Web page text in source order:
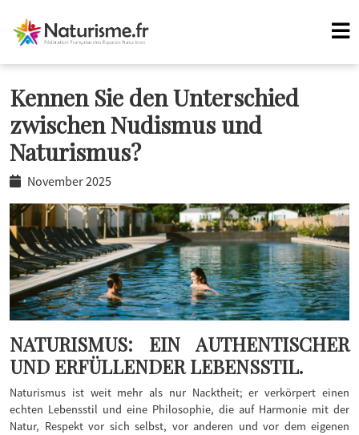
Kennen Sie den Unterschied
zwischen Nudismus und
Naturismus?
November 2025
NATURISMUS: EIN AUTHENTISCHER
UND ERFÜLLENDER LEBENSSTIL.
Naturismus ist weit mehr als nur Nacktheit; er verkörpert einen
echten Lebensstil und eine Philosophie, die auf Harmonie mit der
Natur, Respekt vor sich selbst, vor anderen und vor dem eigenen